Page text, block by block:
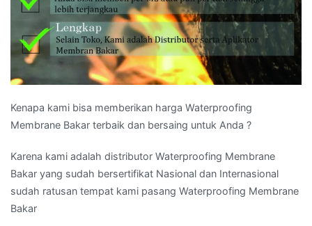
Kenapa kami bisa memberikan harga Waterproofing
Membrane Bakar terbaik dan bersaing untuk Anda ?
Karena kami adalah distributor Waterproofing Membrane
Bakar yang sudah bersertifikat Nasional dan Internasional
sudah ratusan tempat kami pasang Waterproofing Membrane
Bakar